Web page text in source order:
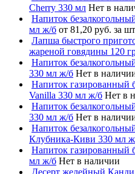
Cherry 330 мл Нет в
Напиток
мл ж/б от 81,20 руб. за
Лапша быстрого
жареной говядины 120
Напиток
330 мл ж/б Нет в
Напиток газированный
Vanilla 330 мл ж/б Нет в
Напиток
330 мл ж/б Нет в
Напиток
Клубника-Киви 330 мл
Напиток газированный
мл ж/б Нет в наличии
Десерт желейный